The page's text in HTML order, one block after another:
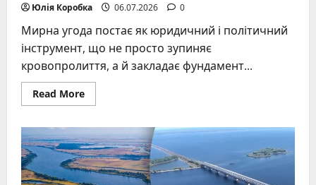
Юлія Коробка 06.07.2026 0
Мирна угода постає як юридичний і політичний
інструмент, що не просто зупиняє
кровопролиття, а й закладає фундамент...
Read MoreRead
more
угода:
від
бронзового
віку
до
сучасних